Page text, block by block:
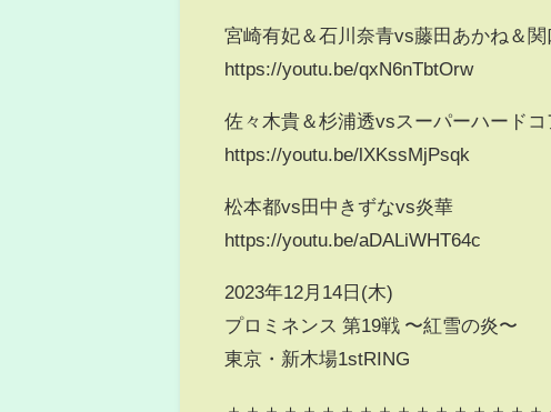
宮崎有妃＆石川奈青vs藤田あかね＆関
https://youtu.be/qxN6nTbtOrw
佐々木貴＆杉浦透vsスーパーハード
https://youtu.be/lXKssMjPsqk
松本都vs田中きずなvs炎華
https://youtu.be/aDALiWHT64c
2023年12月14日(木)
プロミネンス 第19戦 〜紅雪の炎〜
東京・新木場1stRING